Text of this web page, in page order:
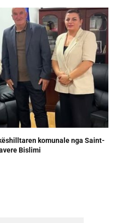
komunale nga Saint-
Bislimi